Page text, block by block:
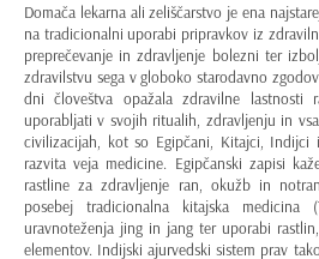
Domača lekarna ali zeliščarstvo je ena
na tradicionalni uporabi pripravkov iz
preprečevanje in zdravljenje bolezni ter
zdravilstvu sega v globoko starodavno
dni človeštva opažala zdravilne
uporabljati v svojih ritualih, zdravljenju in
civilizacijah, kot so Egipčani, Kitajci, Indijci
razvita veja medicine. Egipčanski zapisi
rastline za zdravljenje ran, okužb in
posebej tradicionalna kitajska medicina
uravnoteženja jing in jang ter uporabi
elementov. Indijski ajurvedski sistem prav